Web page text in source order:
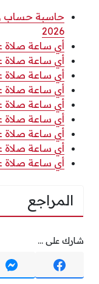
حاسبة حساب
2026
أي ساعة صلاة عيد
أي ساعة صلاة عيد
أي ساعة صلاة عيد
أي ساعة صلاة عيد
أي ساعة صلاة عيد
أي ساعة صلاة عيد
أي ساعة صلاة عيد
أي ساعة صلاة عيد
أي ساعة صلاة عيد
المراجع
شارك على ...